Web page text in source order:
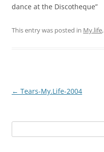
dance at the Discotheque”
This entry was posted in My.life,
Post
← Tears-My.Life-2004
e